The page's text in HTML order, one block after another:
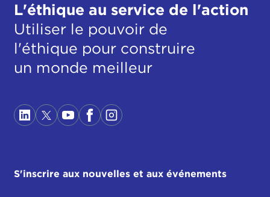
L'éthique au service de l'action
Utiliser le pouvoir de
l'éthique pour construire
un monde meilleur
S'inscrire aux nouvelles et aux événements